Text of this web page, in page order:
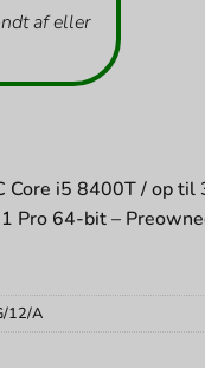
af eller
i5 8400T / op
Pro 64-bit –
12/A